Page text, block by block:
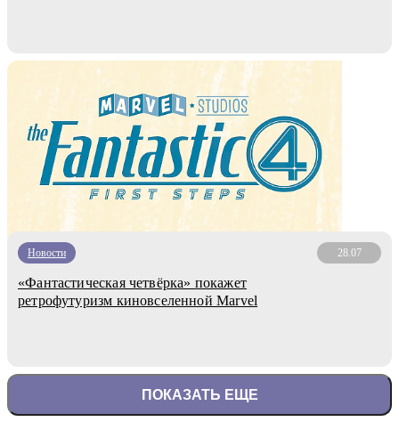
Новости 28.07
«Фантастическая четвёрка» покажет
ретрофутуризм киновселенной Marvel
ПОКАЗАТЬ ЕЩЕ